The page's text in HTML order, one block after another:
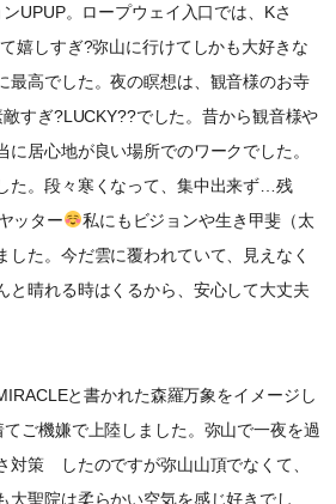
UPUP。ロープウェイ入口では、Kさ
嬉しすぎ?弥山に行けてしかも大好きな
最高でした。夜の瞑想は、観音様のお寺
すぎ?LUCKY??でした。昔から観音様や
に居心地が良い場所でのワークでした。
た。段々寒くなって、集中出来ず…残
ヤッター
私にもビジョンや生き甲斐（太
した。今だ雲に覆われていて、見えなく
と晴れる時はくるから、安心して大丈夫
と書かれた森羅万象をイメージし
ご機嫌で上陸しました。弥山で一夜を過
対策 したのですが弥山山頂でなくて、
大聖院は柔らかい空気を感じ好きでし